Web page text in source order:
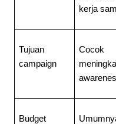
kerja
Tujuan
campaign
Budget